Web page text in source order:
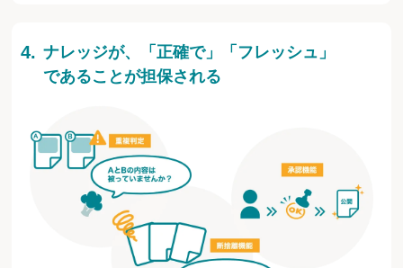
ナレッジが、「正確で」「フレッシュ」
であることが担保される